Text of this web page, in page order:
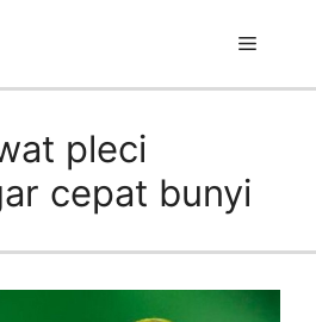
Menu
pleci
cepat bunyi